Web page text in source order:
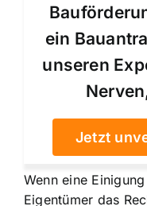
ein
unseren
Jetzt
Wenn eine
Eigentümer das